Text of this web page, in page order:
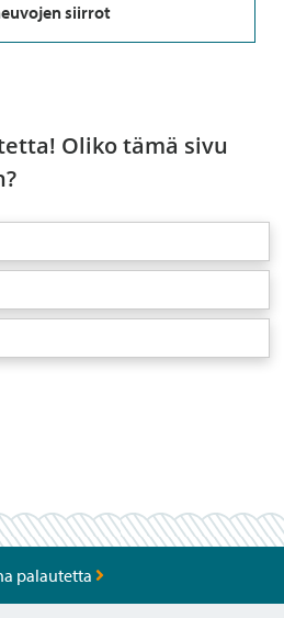
siirrot
Oliko tämä sivu
palautetta